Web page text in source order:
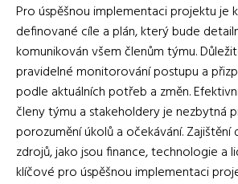
Pro úspěšnou implementaci projektu je
definované cíle a plán, který bude
komunikován všem členům týmu.
pravidelné monitorování postupu a
podle aktuálních potřeb a změn.
členy týmu a stakeholdery je nezbytná
porozumění úkolů a očekávání.
zdrojů, jako jsou finance, technologie a
klíčové pro úspěšnou implementaci